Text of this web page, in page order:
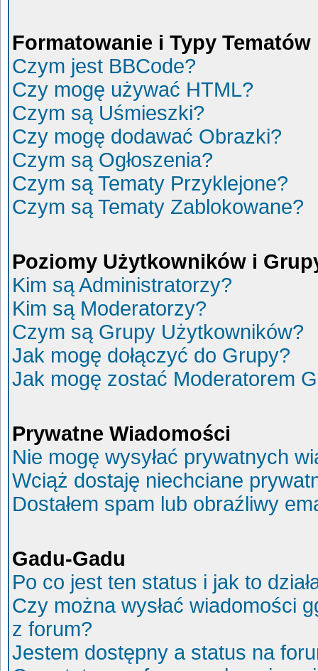
Formatowanie i Typy Tematów
Czym jest BBCode?
Czy mogę używać HTML?
Czym są Uśmieszki?
Czy mogę dodawać Obrazki?
Czym są Ogłoszenia?
Czym są Tematy Przyklejone?
Czym są Tematy Zablokowane?
Poziomy Użytkowników i
Kim są Administratorzy?
Kim są Moderatorzy?
Czym są Grupy Użytkowników?
Jak mogę dołączyć do Grupy?
Jak mogę zostać Moderatorem
Prywatne Wiadomości
Nie mogę wysyłać prywatnych
Wciąż dostaję niechciane
Dostałem spam lub obraźliwy
Gadu-Gadu
Po co jest ten status i jak to
Czy można wysłać wiadomości
z forum?
Jestem dostępny a status na